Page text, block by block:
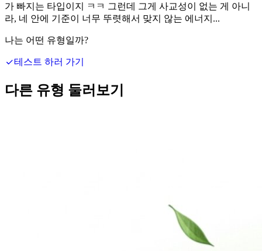
가 빠지는 타입이지 ㅋㅋ 그런데 그게 사교성이 없는 게 아니
라, 네 안에 기준이 너무 뚜렷해서 맞지 않는 에너지...
나는 어떤 유형일까?
테스트 하러 가기
다른 유형 둘러보기